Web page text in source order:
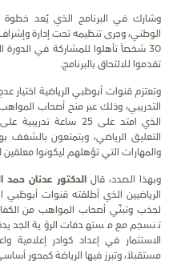
وشارك في البرنامج الذي يُعد
الوطني، وجرى تنظيمه تحت إدارة
تقدموا للالتحاق بالبرنامج.
وتعتزم قنوات أبوظبي الرياضية اختيار
التدريبي، وذلك عبر منح أصحاب المواهب
الذي امتد على 25
التعليق الرياضي، ويتمتعون
والمهارات التي تؤهلهم ليكونوا
وبهذا الصدد، قال الدكتور عدنان حمد
الرياضيين الذي أطلقته قنوات أبوظبي
لجذب وتبنّي أصحاب المواهب من
تنسجم مع مستهدفات الرؤية
الاستثمار في إعداد كوادر إعلامية
مستقبلاً، وتبرز فيها الرياضة كمحور